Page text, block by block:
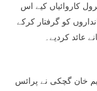
کاروائیاں کیے اس
دکانوں کا دورہ کرکے جس میں 4 دکانداروں کو گرفتار کرکے
مہیم خان گچکی نے پرائس